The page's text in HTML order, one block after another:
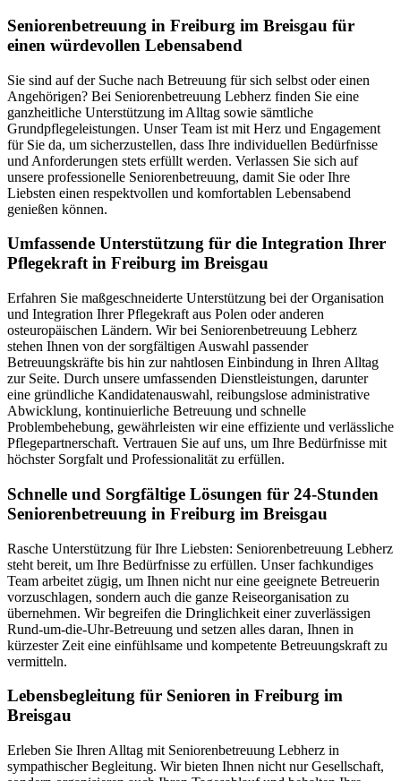
Senioren­betreuung in Freiburg im Breisgau für
einen würdevollen Lebensabend
Sie sind auf der Suche nach Betreuung für sich selbst oder einen
Angehörigen? Bei Seniorenbetreuung Lebherz finden Sie eine
ganzheitliche Unterstützung im Alltag sowie sämtliche
Grundpflegeleistungen. Unser Team ist mit Herz und Engagement
für Sie da, um sicherzustellen, dass Ihre individuellen Bedürfnisse
und Anforderungen stets erfüllt werden. Verlassen Sie sich auf
unsere professionelle Seniorenbetreuung, damit Sie oder Ihre
Liebsten einen respektvollen und komfortablen Lebensabend
genießen können.
Umfassende Unterstützung für die Integration Ihrer
Pflegekraft in Freiburg im Breisgau
Erfahren Sie maßgeschneiderte Unterstützung bei der Organisation
und Integration Ihrer Pflegekraft aus Polen oder anderen
osteuropäischen Ländern. Wir bei Seniorenbetreuung Lebherz
stehen Ihnen von der sorgfältigen Auswahl passender
Betreuungskräfte bis hin zur nahtlosen Einbindung in Ihren Alltag
zur Seite. Durch unsere umfassenden Dienstleistungen, darunter
eine gründliche Kandidatenauswahl, reibungslose administrative
Abwicklung, kontinuierliche Betreuung und schnelle
Problembehebung, gewährleisten wir eine effiziente und verlässliche
Pflegepartnerschaft. Vertrauen Sie auf uns, um Ihre Bedürfnisse mit
höchster Sorgfalt und Professionalität zu erfüllen.
Schnelle und Sorgfältige Lösungen für 24-Stunden
Seniorenbetreuung in Freiburg im Breisgau
Rasche Unterstützung für Ihre Liebsten: Seniorenbetreuung Lebherz
steht bereit, um Ihre Bedürfnisse zu erfüllen. Unser fachkundiges
Team arbeitet zügig, um Ihnen nicht nur eine geeignete Betreuerin
vorzuschlagen, sondern auch die ganze Reiseorganisation zu
übernehmen. Wir begreifen die Dringlichkeit einer zuverlässigen
Rund-um-die-Uhr-Betreuung und setzen alles daran, Ihnen in
kürzester Zeit eine einfühlsame und kompetente Betreuungskraft zu
vermitteln.
Lebensbegleitung für Senioren in Freiburg im
Breisgau
Erleben Sie Ihren Alltag mit Seniorenbetreuung Lebherz in
sympathischer Begleitung. Wir bieten Ihnen nicht nur Gesellschaft,